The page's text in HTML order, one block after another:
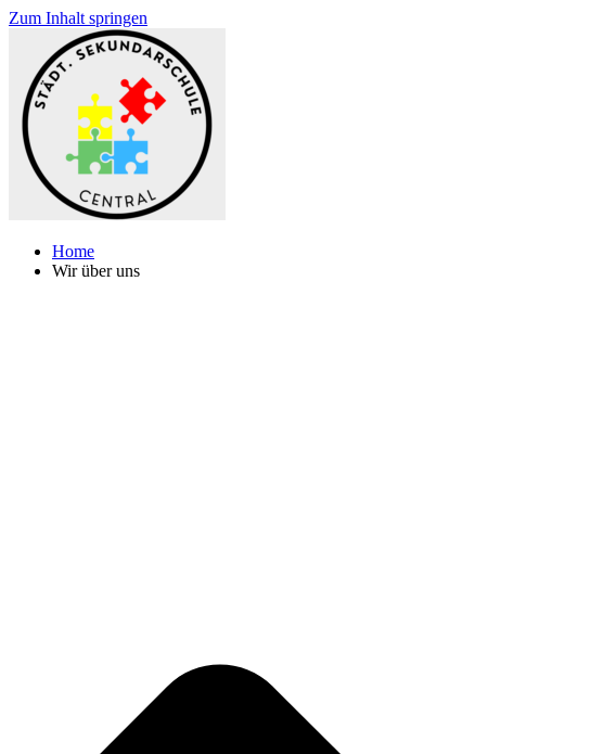
Zum Inhalt springen
Home
Wir über uns